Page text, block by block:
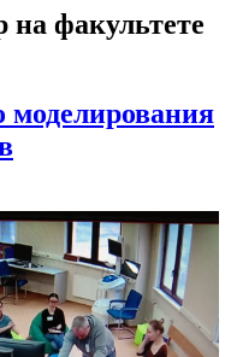
факультете
моделирования